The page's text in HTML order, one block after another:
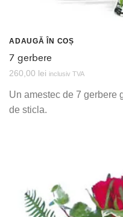
ADAUGĂ ÎN COȘ
7 gerbere
260,00 lei inclusiv TVA
Un amestec de 7 gerbere
de sticla.